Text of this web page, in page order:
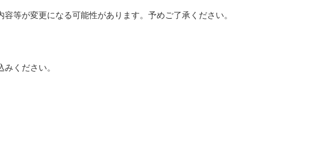
等が変更になる可能性があります。予めご了承ください。
ください。